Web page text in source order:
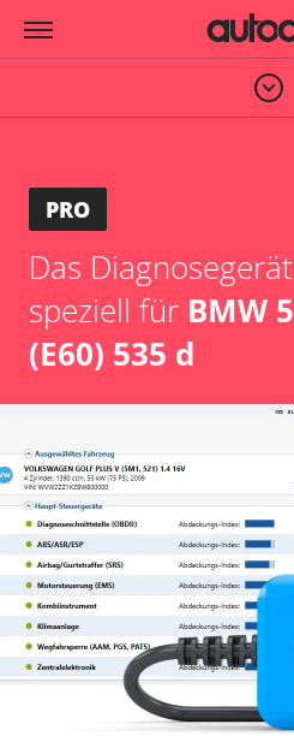
PRO
Das Diagnosegerät
speziell für BMW 5
(E60) 535 d